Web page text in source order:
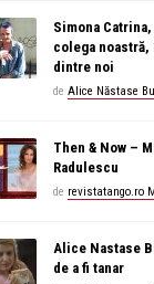
Simona
colega
dintre noi
de Alice Năstase
Then & Now –
Radulescu
de revistatango.ro
Alice Nastase
de a fi tanar